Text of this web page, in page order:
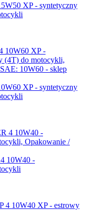
XP - syntetyczny
XP - syntetyczny
10W40 -